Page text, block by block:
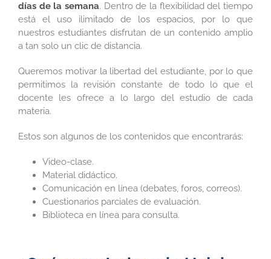
días de la semana. Dentro de la flexibilidad del tiempo
está el uso ilimitado de los espacios, por lo que
nuestros estudiantes disfrutan de un contenido amplio
a tan solo un clic de distancia.
Queremos motivar la libertad del estudiante, por lo que
permitimos la revisión constante de todo lo que el
docente les ofrece a lo largo del estudio de cada
materia.
Estos son algunos de los contenidos que encontrarás:
Video-clase.
Material didáctico.
Comunicación en línea (debates, foros, correos).
Cuestionarios parciales de evaluación.
Biblioteca en línea para consulta.